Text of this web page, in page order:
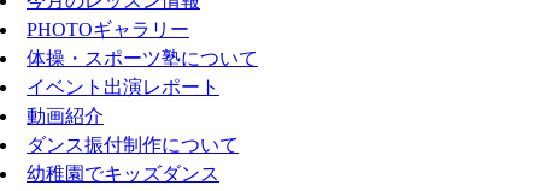
PHOTOギャラリー
体操・スポーツ塾について
イベント出演レポート
動画紹介
ダンス振付制作について
幼稚園でキッズダンス